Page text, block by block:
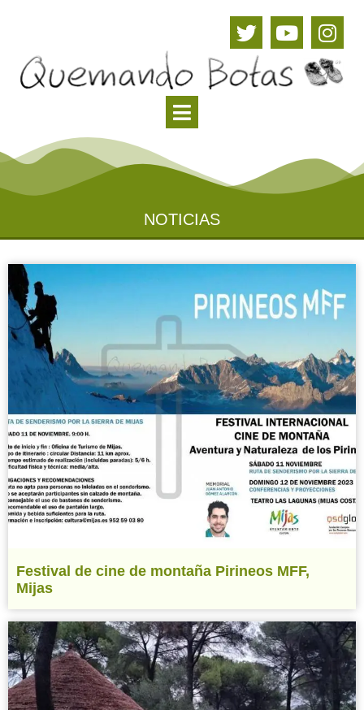
NOTICIAS
Festival de cine de montaña Pirineos MFF,
Mijas